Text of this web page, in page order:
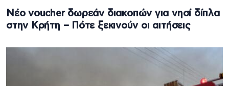
Νέο voucher δωρεάν διακοπών για νησί δίπλα
στην Κρήτη – Πότε ξεκινούν οι αιτήσεις